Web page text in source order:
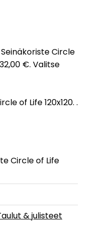
Circle
€. Valitse
of Life 120x120. .
Circle of Life
& julisteet